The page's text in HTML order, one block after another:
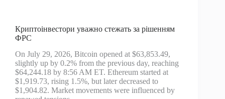
Криптоінвестори уважно стежать за рішенням
ФРС
On July 29, 2026, Bitcoin opened at $63,853.49,
slightly up by 0.2% from the previous day, reaching
$64,244.18 by 8:56 AM ET. Ethereum started at
$1,919.73, rising 1.5%, but later decreased to
$1,904.82. Market movements were influenced by